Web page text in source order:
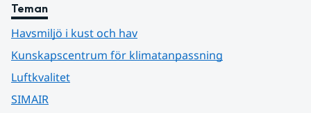
Teman
Havsmiljö i kust och hav
Kunskapscentrum för klimatanpassning
Luftkvalitet
SIMAIR